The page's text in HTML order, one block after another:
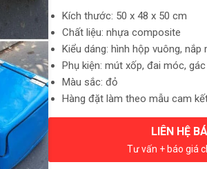
Kích thước: 50 x 48 x 50 cm
Chất liệu: nhựa composite
Kiểu dáng: hình hộp vuông, nắp
Phụ kiện: mút xốp, đai móc,
Màu sắc: đỏ
Hàng đặt làm theo mẫu cam
LIÊN HỆ
Tư vấn + báo giá